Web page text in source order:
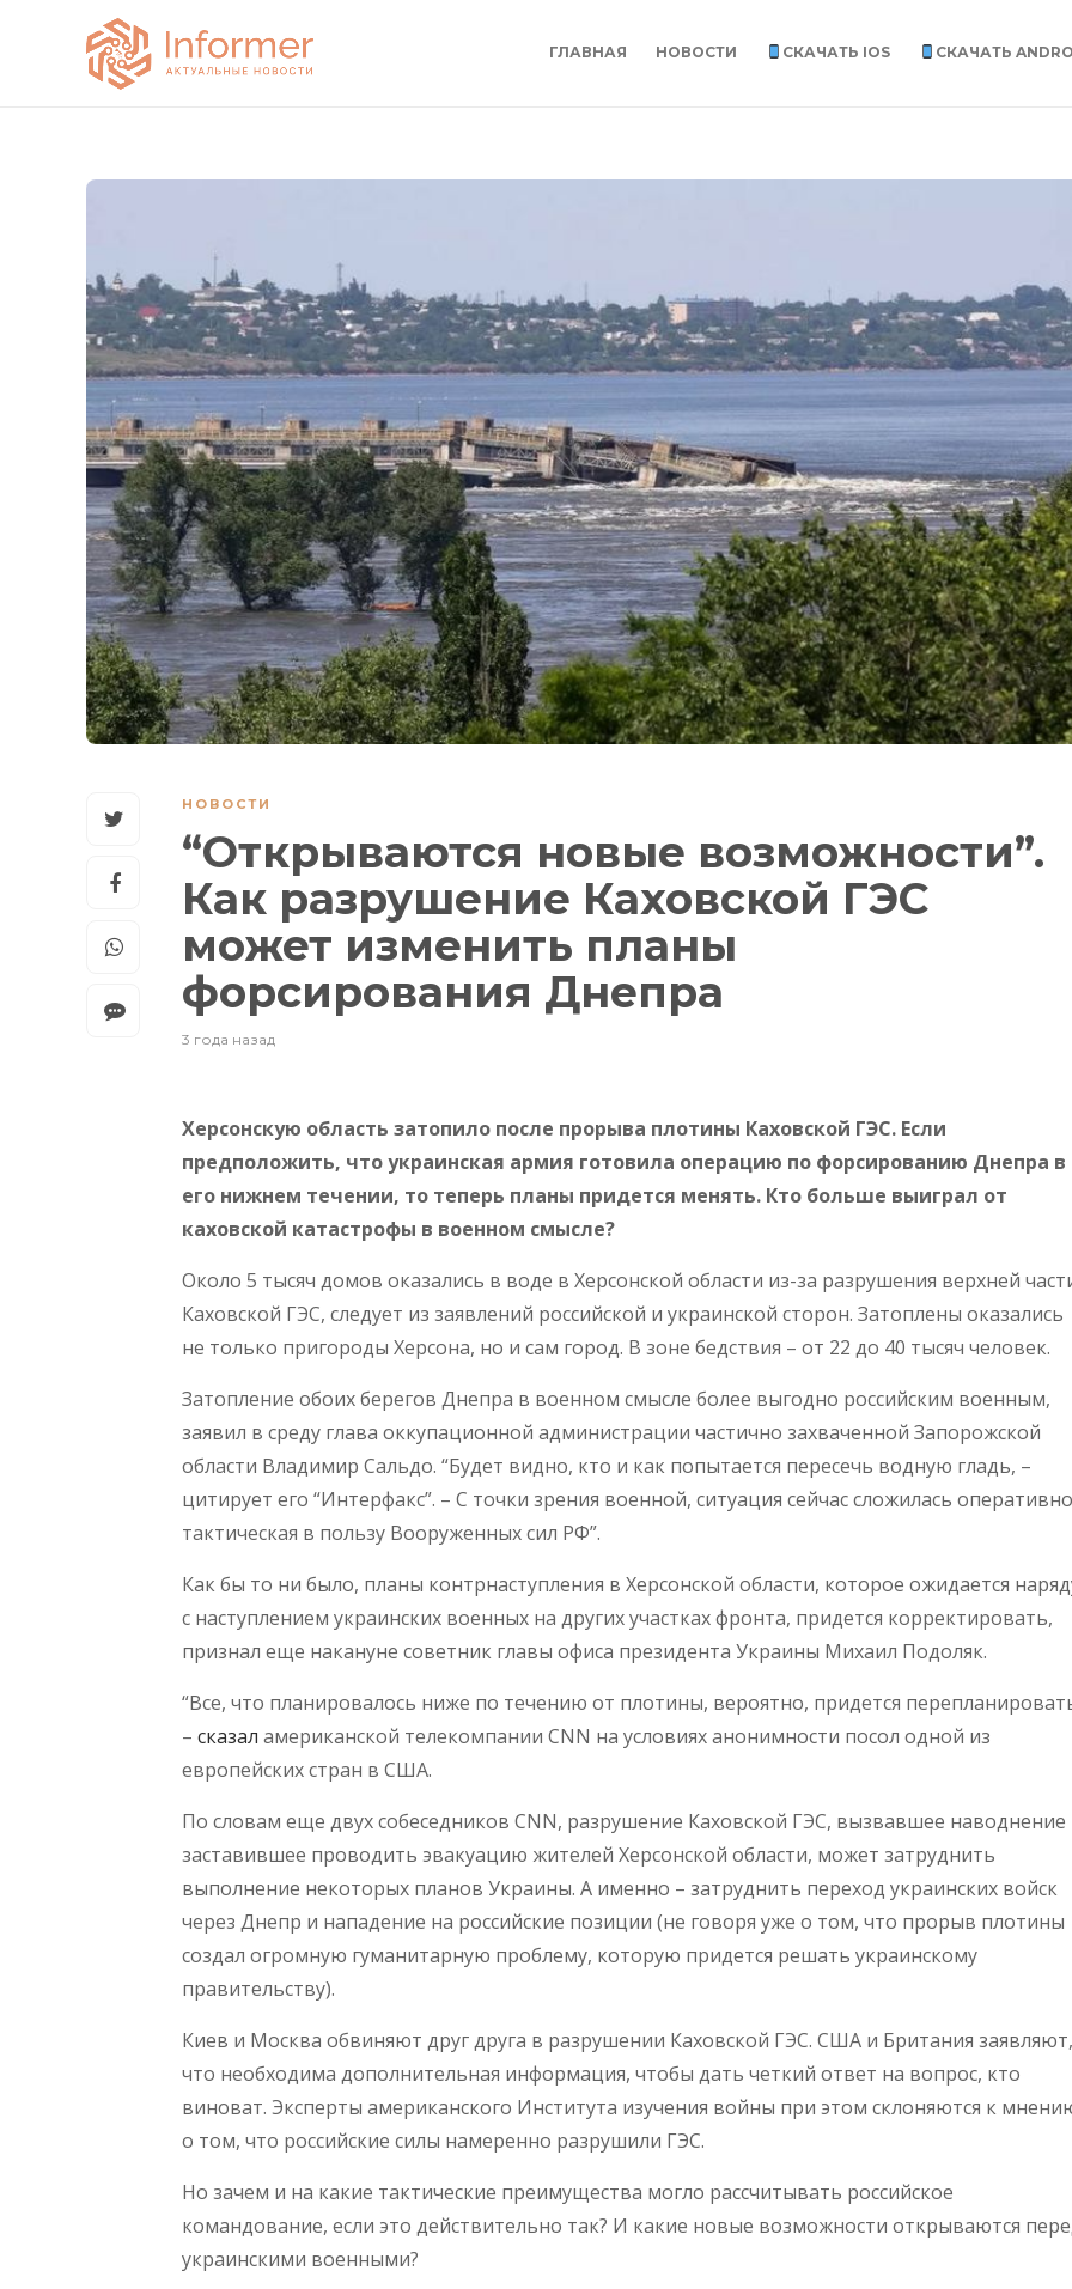
ГЛАВНАЯ НОВОСТИ СКАЧАТЬ IOS СКАЧАТЬ
НОВОСТИ
“Открываются новые возможности”.
Как разрушение Каховской ГЭС
может изменить планы
форсирования Днепра
3 года назад
Херсонскую область затопило после прорыва плотины Каховской ГЭС. Если
предположить, что украинская армия готовила операцию по форсированию Днепра в
его нижнем течении, то теперь планы придется менять. Кто больше выиграл от
каховской катастрофы в военном смысле?
Около 5 тысяч домов оказались в воде в Херсонской области из-за разрушения верхней
Каховской ГЭС, следует из заявлений российской и украинской сторон. Затоплены оказались
не только пригороды Херсона, но и сам город. В зоне бедствия – от 22 до 40 тысяч человек.
Затопление обоих берегов Днепра в военном смысле более выгодно российским военным,
заявил в среду глава оккупационной администрации частично захваченной Запорожской
области Владимир Сальдо. “Будет видно, кто и как попытается пересечь водную гладь, –
цитирует его “Интерфакс”. – С точки зрения военной, ситуация сейчас сложилась
тактическая в пользу Вооруженных сил РФ”.
Как бы то ни было, планы контрнаступления в Херсонской области, которое ожидается
с наступлением украинских военных на других участках фронта, придется корректировать,
признал еще накануне советник главы офиса президента Украины Михаил Подоляк.
“Все, что планировалось ниже по течению от плотины, вероятно, придется
– сказал американской телекомпании CNN на условиях анонимности посол одной из
европейских стран в США.
По словам еще двух собеседников CNN, разрушение Каховской ГЭС, вызвавшее наводнение
заставившее проводить эвакуацию жителей Херсонской области, может затруднить
выполнение некоторых планов Украины. А именно – затруднить переход украинских войск
через Днепр и нападение на российские позиции (не говоря уже о том, что прорыв плотины
создал огромную гуманитарную проблему, которую придется решать украинскому
правительству).
Киев и Москва обвиняют друг друга в разрушении Каховской ГЭС. США и Британия заявляют,
что необходима дополнительная информация, чтобы дать четкий ответ на вопрос, кто
виноват. Эксперты американского Института изучения войны при этом склоняются к
о том, что российские силы намеренно разрушили ГЭС.
Но зачем и на какие тактические преимущества могло рассчитывать российское
командование, если это действительно так? И какие новые возможности открываются
украинскими военными?